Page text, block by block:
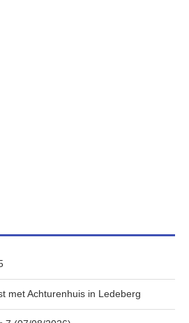
met Achturenhuis in Ledeberg